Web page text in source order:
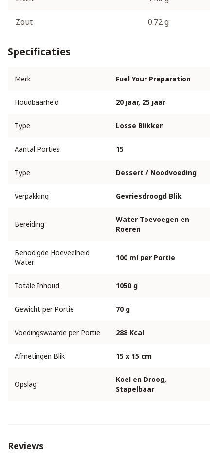
Zout 0.72 g
Specificaties
Merk Fuel Your Preparation
Houdbaarheid 20 jaar, 25 jaar
Type Losse Blikken
Aantal Porties 15
Type Dessert / Noodvoeding
Verpakking Gevriesdroogd Blik
Bereiding
Water Toevoegen en
Roeren
Benodigde Hoeveelheid
Water
100 ml per Portie
Totale Inhoud 1050 g
Gewicht per Portie 70 g
Voedingswaarde per Portie 288 Kcal
Afmetingen Blik 15 x 15 cm
Opslag
Koel en Droog,
Stapelbaar
Reviews